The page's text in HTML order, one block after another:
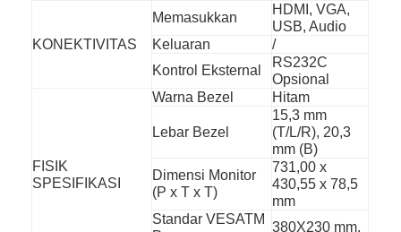
KONEKTIVITAS
Memasukkan
HDMI, VGA,
USB, Audio
Keluaran
/
Kontrol Eksternal
RS232C
Opsional
FISIK
SPESIFIKASI
Warna Bezel Hitam
Lebar Bezel
15,3 mm
(T/L/R), 20,3
mm (B)
Dimensi Monitor
(P x T x T)
731,00 x
430,55 x 78,5
mm
Standar VESATM
380X230 mm,